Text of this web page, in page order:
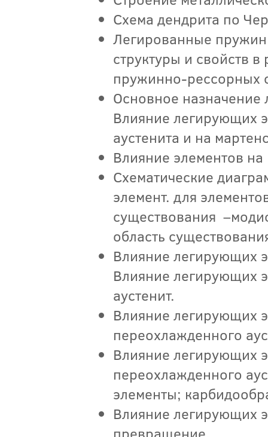
Схема дендрита по
Легированные
структуры и свойств в
пружинно-рессорных
Основное назначение
Влияние легирующих
аустенита и на
Влияние элементов
Схематические
элемент. для
существования
область
Влияние легирующих
Влияние легирующих
аустенит.
Влияние легирующих
переохлажденного
Влияние легирующих
переохлажденного
элементы;
Влияние легирующих